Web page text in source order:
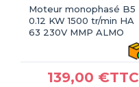
Moteur monophasé B5
0.12 KW 1500 tr/min HA
63 230V MMP ALMO
139,00 €TTC